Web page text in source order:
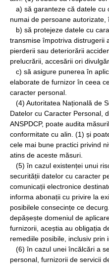
a) să garanteze că datele cu
numai de persoane
b) să protejeze datele cu
transmise împotriva distrugerii
pierderii sau deteriorării
prelucrării, accesării ori
c) să asigure punerea în
elaborate de furnizor în ceea
caracter personal.
(4) Autoritatea Națională de
Datelor cu Caracter Personal,
ANSPDCP, poate audita
conformitate cu alin. (1) și
cele mai bune practici privind
atins de aceste măsuri.
(5) în cazul existenței unui
securității datelor cu caracter
comunicații electronice
informa abonații cu privire la
posibilele consecințe ce
depășește domeniul de
furnizorii, aceștia au obligația
remediile posibile, inclusiv prin
(6) în cazul unei încălcări a
personal, furnizorii de servicii